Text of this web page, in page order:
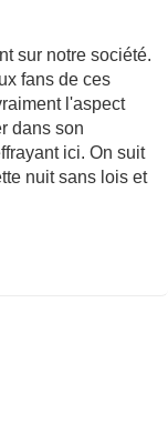
sur notre société.
fans de ces
l'aspect
dans son
ici. On suit
nuit sans lois et